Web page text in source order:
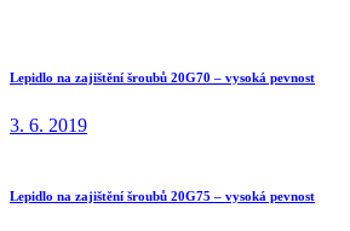
Lepidlo na zajištění šroubů 20G70 – vysoká pevnost
3. 6. 2019
Lepidlo na zajištění šroubů 20G75 – vysoká pevnost